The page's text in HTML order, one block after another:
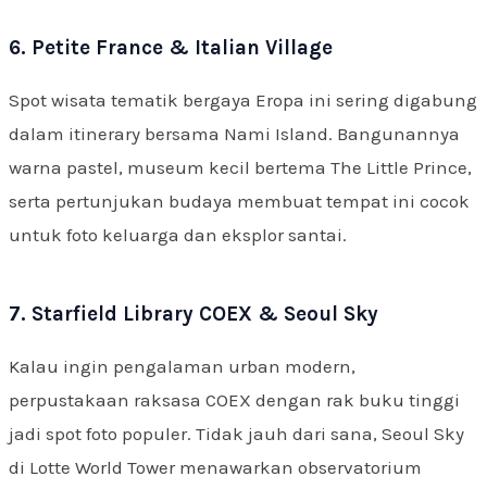
6. Petite France & Italian Village
Spot wisata tematik bergaya Eropa ini sering digabung
dalam itinerary bersama Nami Island. Bangunannya
warna pastel, museum kecil bertema The Little Prince,
serta pertunjukan budaya membuat tempat ini cocok
untuk foto keluarga dan eksplor santai.
7. Starfield Library COEX & Seoul Sky
Kalau ingin pengalaman urban modern,
perpustakaan raksasa COEX dengan rak buku tinggi
jadi spot foto populer. Tidak jauh dari sana, Seoul Sky
di Lotte World Tower menawarkan observatorium